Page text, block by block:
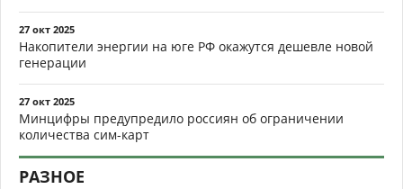
27 окт 2025
Накопители энергии на юге РФ окажутся дешевле новой
генерации
27 окт 2025
Минцифры предупредило россиян об ограничении
количества сим-карт
РАЗНОЕ